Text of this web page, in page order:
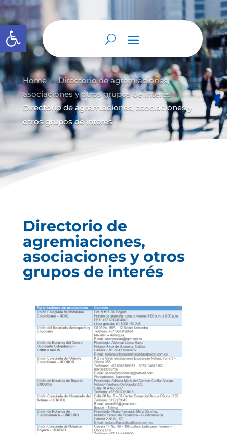
Abrir barra de herramientas
Home 9 Directorio de agremiaciones,
asociaciones y otros grupos de interés 9
Directorio de agremiaciones, asociaciones y
otros grupos de interés
Directorio de
agremiaciones,
asociaciones y otros
grupos de interés